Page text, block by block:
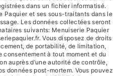
dans un fichier informatisé.
Paquier et ses sous-traitants dans le
Les données collectées seront
suivants: Menuiserie Paquier
Vous disposez de droits
de portabilité, de limitation,
consentement à tout moment et du
auprès d’une autorité de contrôle,
données post-mortem. Vous pouvez